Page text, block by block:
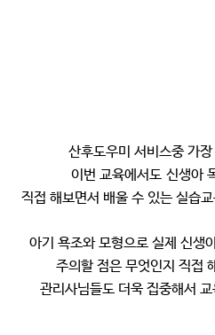
산후도우미 서비스중 가
이번 교육에서도 신생아
직접 해보면서 배울 수 있는 실습
아기 욕조와 모형으로 실제 신생
주의할 점은 무엇인지 직접
관리사님들도 더욱 집중해서